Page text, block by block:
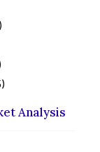
Analysis